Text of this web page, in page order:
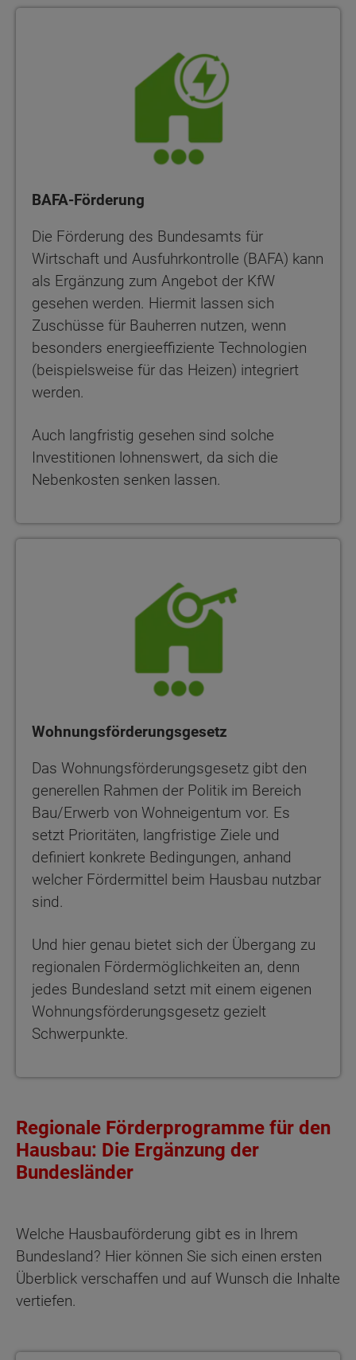
BAFA-Förderung
Die Förderung des Bundesamts für
Wirtschaft und Ausfuhrkontrolle (BAFA) kann
als Ergänzung zum Angebot der KfW
gesehen werden. Hiermit lassen sich
Zuschüsse für Bauherren nutzen, wenn
besonders energieeffiziente Technologien
(beispielsweise für das Heizen) integriert
werden.
Auch langfristig gesehen sind solche
Investitionen lohnenswert, da sich die
Nebenkosten senken lassen.
Wohnungsförderungsgesetz
Das Wohnungsförderungsgesetz gibt den
generellen Rahmen der Politik im Bereich
Bau/Erwerb von Wohneigentum vor. Es
setzt Prioritäten, langfristige Ziele und
definiert konkrete Bedingungen, anhand
welcher Fördermittel beim Hausbau nutzbar
sind.
Und hier genau bietet sich der Übergang zu
regionalen Fördermöglichkeiten an, denn
jedes Bundesland setzt mit einem eigenen
Wohnungsförderungsgesetz gezielt
Schwerpunkte.
Regionale Förderprogramme für den
Hausbau: Die Ergänzung der
Bundesländer
Welche Hausbauförderung gibt es in Ihrem
Bundesland? Hier können Sie sich einen ersten
Überblick verschaffen und auf Wunsch die Inhalte
vertiefen.